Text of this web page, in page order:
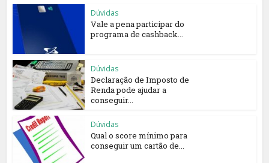
Dúvidas
Vale a pena participar do
programa de cashback...
Dúvidas
Declaração de Imposto de
Renda pode ajudar a
conseguir...
Dúvidas
Qual o score mínimo para
conseguir um cartão de...